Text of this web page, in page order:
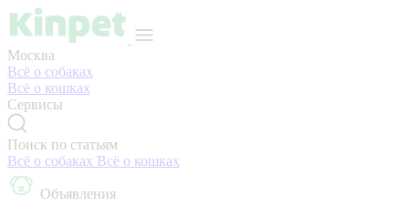
Москва
Всё о собаках
Всё о кошках
Сервисы
Поиск по статьям
Всё о собаках Всё о кошках
Объявления